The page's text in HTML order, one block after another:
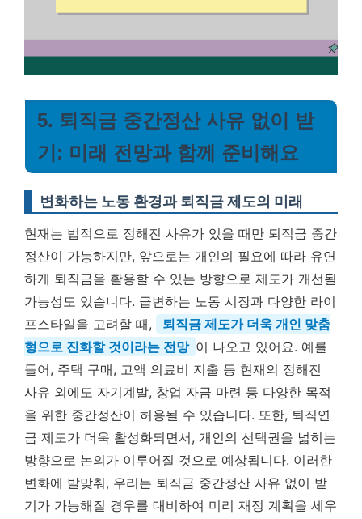
5. 퇴직금 중간정산 사유 없이 받
기: 미래 전망과 함께 준비해요
변화하는 노동 환경과 퇴직금 제도의 미래
현재는 법적으로 정해진 사유가 있을 때만 퇴직금 중간
정산이 가능하지만, 앞으로는 개인의 필요에 따라 유연
하게 퇴직금을 활용할 수 있는 방향으로 제도가 개선될
가능성도 있습니다. 급변하는 노동 시장과 다양한 라이
프스타일을 고려할 때,
퇴직금 제도가 더욱 개인 맞춤
형으로 진화할 것이라는 전망 이 나오고 있어요. 예를
들어, 주택 구매, 고액 의료비 지출 등 현재의 정해진
사유 외에도 자기계발, 창업 자금 마련 등 다양한 목적
을 위한 중간정산이 허용될 수 있습니다. 또한, 퇴직연
금 제도가 더욱 활성화되면서, 개인의 선택권을 넓히는
방향으로 논의가 이루어질 것으로 예상됩니다. 이러한
변화에 발맞춰, 우리는 퇴직금 중간정산 사유 없이 받
기가 가능해질 경우를 대비하여 미리 재정 계획을 세우